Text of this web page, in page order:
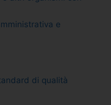
e
di qualità